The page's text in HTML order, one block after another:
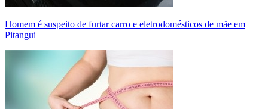
Homem é suspeito de furtar carro e eletrodomésticos de mãe em
Pitangui